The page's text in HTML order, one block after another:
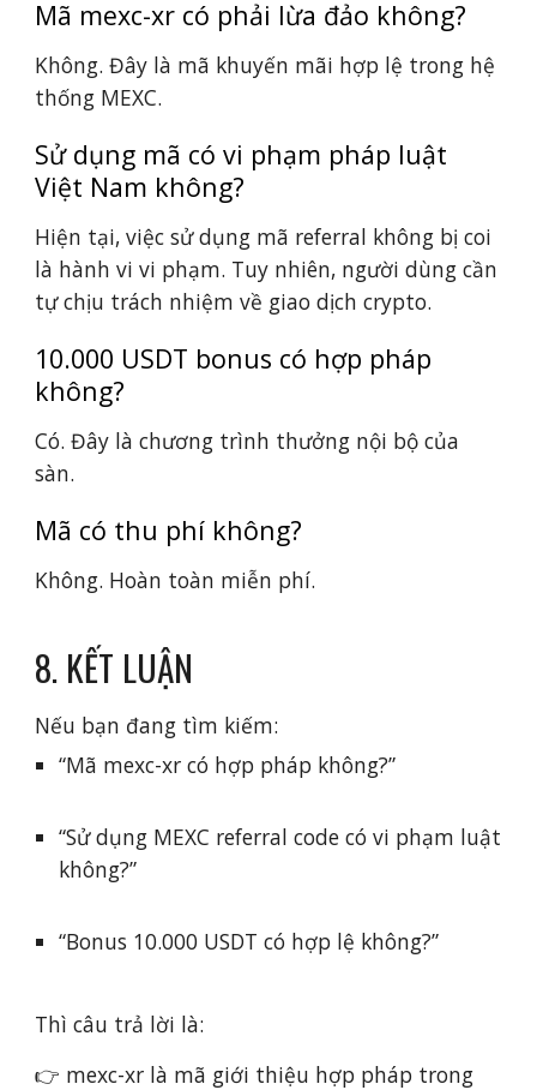
Mã mexc-xr có phải lừa đảo không?
Không. Đây là mã khuyến mãi hợp lệ trong hệ
thống MEXC.
Sử dụng mã có vi phạm pháp luật
Việt Nam không?
Hiện tại, việc sử dụng mã referral không bị coi
là hành vi vi phạm. Tuy nhiên, người dùng cần
tự chịu trách nhiệm về giao dịch crypto.
10.000 USDT bonus có hợp pháp
không?
Có. Đây là chương trình thưởng nội bộ của
sàn.
Mã có thu phí không?
Không. Hoàn toàn miễn phí.
8. KẾT LUẬN
Nếu bạn đang tìm kiếm:
“Mã mexc-xr có hợp pháp không?”
“Sử dụng MEXC referral code có vi phạm luật
không?”
“Bonus 10.000 USDT có hợp lệ không?”
Thì câu trả lời là:
👉 mexc-xr là mã giới thiệu hợp pháp trong